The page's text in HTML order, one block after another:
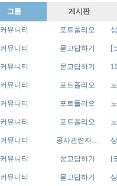
그룹 게시판
커뮤니티 포트폴리오
커뮤니티 묻고답하기 [
커뮤니티 묻고답하기
커뮤니티 포트폴리오
커뮤니티 포트폴리오
커뮤니티 포트폴리오
커뮤니티 공사관련자…
커뮤니티 묻고답하기 [
커뮤니티 묻고답하기